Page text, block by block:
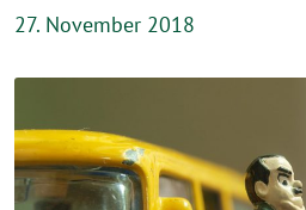
27. November 2018